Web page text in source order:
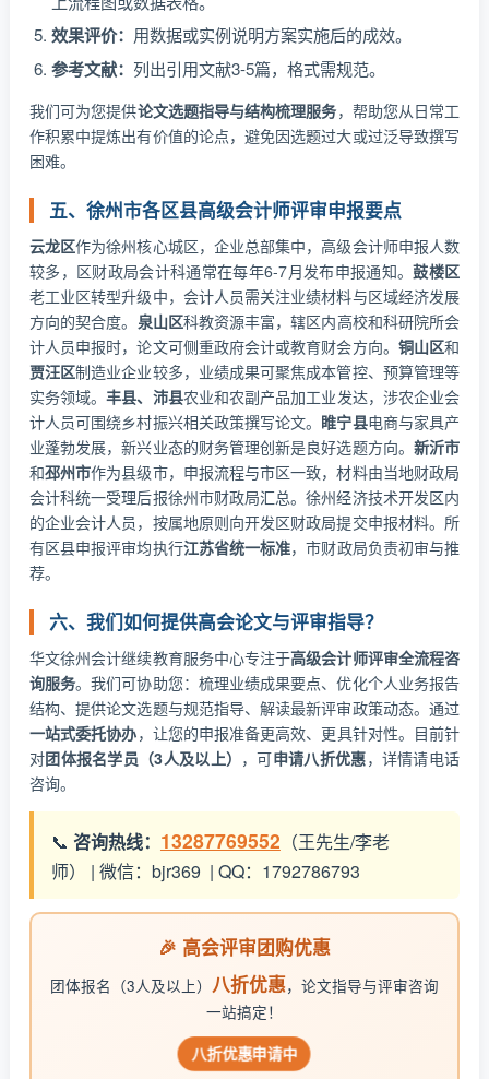
效果评价： 用数据或实例说明方案实施后的成效。
参考文献： 列出引用文献3-5篇，格式需规范。
我们可为您提供论文选题指导与结构梳理服务，帮助您从日常工
作积累中提炼出有价值的论点，避免因选题过大或过泛导致撰写
困难。
五、徐州市各区县高级会计师评审申报要点
云龙区作为徐州核心城区，企业总部集中，高级会计师申报人数
较多，区财政局会计科通常在每年6-7月发布申报通知。鼓楼区
老工业区转型升级中，会计人员需关注业绩材料与区域经济发展
方向的契合度。 泉山区科教资源丰富，辖区内高校和科研院所会
计人员申报时，论文可侧重政府会计或教育财会方向。 铜山区和
贾汪区制造业企业较多，业绩成果可聚焦成本管控、预算管理等
实务领域。丰县、沛县农业和农副产品加工业发达，涉农企业会
计人员可围绕乡村振兴相关政策撰写论文。 睢宁县电商与家具产
业蓬勃发展，新兴业态的财务管理创新是良好选题方向。 新沂市
和邳州市作为县级市，申报流程与市区一致，材料由当地财政局
会计科统一受理后报徐州市财政局汇总。徐州经济技术开发区内
的企业会计人员，按属地原则向开发区财政局提交申报材料。所
有区县申报评审均执行江苏省统一标准，市财政局负责初审与推
荐。
六、我们如何提供高会论文与评审指导？
华文徐州会计继续教育服务中心专注于高级会计师评审全流程咨
询服务。我们可协助您：梳理业绩成果要点、优化个人业务报告
结构、提供论文选题与规范指导、解读最新评审政策动态。通过
一站式委托协办，让您的申报准备更高效、更具针对性。目前针
对团体报名学员（3人及以上） ，可申请八折优惠，详情请电话
咨询。
📞 咨询热线： 13287769552 （王先生/李老
师） | 微信：bjr369 | QQ：1792786793
🎉 高会评审团购优惠
团体报名（3人及以上） 八折优惠，论文指导与评审咨询
一站搞定！
八折优惠申请中